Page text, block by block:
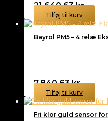
21.640,63kr.
Tilføj til kurv
Bayrol PM5 – 4 relæ
7.840,63kr.
Tilføj til kurv
Fri klor guld sensor for